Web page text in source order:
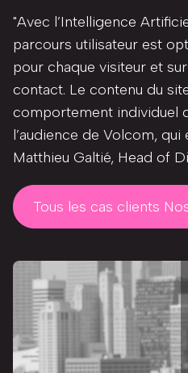
"Avec l’Intelligence
parcours utilisateur est
pour chaque visiteur et
contact. Le contenu du
comportement individuel
l’audience de Volcom, qui
Matthieu Galtié, Head of
Tous les cas clients